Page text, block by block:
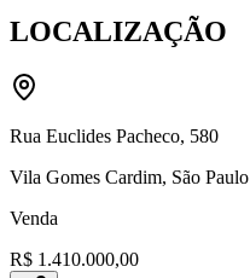
LOCALIZAÇÃO
Rua Euclides Pacheco, 580
Vila Gomes Cardim, São Paulo
Venda
R$ 1.410.000,00